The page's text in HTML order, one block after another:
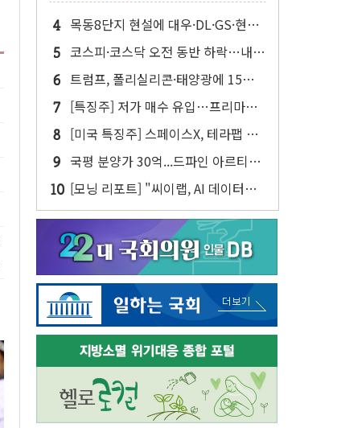
목동8단지 현설에 대우·DL·GS·현산
참여…'공사비 인상 불가' 조건
코스피·코스닥 오전 동반 하락…내
린 종목이 두 배 넘어
트럼프, 폴리실리콘·태양광에 15%
관세…한국 등엔 '합산 상한' 적용
[특징주] 저가 매수 유입…프리마켓
대형주 소폭 반등
[미국 특징주] 스페이스X, 테라팹 부
지에 천연가스 발전소 건설 예정
국평 분양가 30억...드파인 아르티아
15가구 '줍줍' 나왔다
[모닝 리포트] "씨이랩, AI 데이터센
터 구축 수혜 본격화…성장 시동"